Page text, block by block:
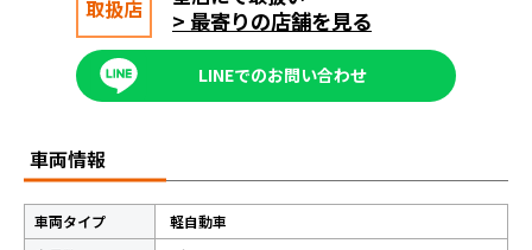
取扱店 > 最寄りの店舗を見る
LINEでのお問い合わせ
車両情報
車両タイプ
軽自動車